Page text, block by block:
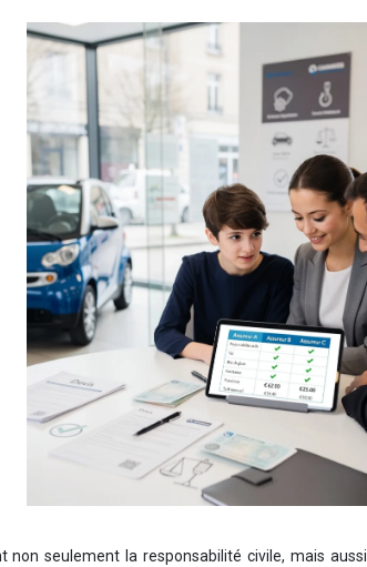
seulement la responsabilité civile, mais